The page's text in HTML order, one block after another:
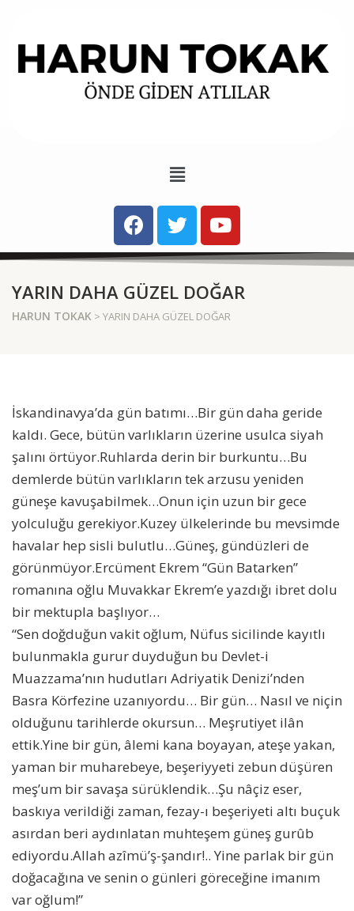
YARIN DAHA GÜZEL DOĞAR
HARUN TOKAK > YARIN DAHA GÜZEL DOĞAR
İskandinavya’da gün batımı…Bir gün daha geride
kaldı. Gece, bütün varlıkların üzerine usulca siyah
şalını örtüyor.Ruhlarda derin bir burkuntu…Bu
demlerde bütün varlıkların tek arzusu yeniden
güneşe kavuşabilmek…Onun için uzun bir gece
yolculuğu gerekiyor.Kuzey ülkelerinde bu mevsimde
havalar hep sisli bulutlu…Güneş, gündüzleri de
görünmüyor.Ercüment Ekrem “Gün Batarken”
romanına oğlu Muvakkar Ekrem’e yazdığı ibret dolu
bir mektupla başlıyor…
“Sen doğduğun vakit oğlum, Nüfus sicilinde kayıtlı
bulunmakla gurur duyduğun bu Devlet-i
Muazzama’nın hudutları Adriyatik Denizi’nden
Basra Körfezine uzanıyordu… Bir gün… Nasıl ve niçin
olduğunu tarihlerde okursun… Meşrutiyet ilân
ettik.Yine bir gün, âlemi kana boyayan, ateşe yakan,
yaman bir muharebeye, beşeriyyeti zebun düşüren
meş’um bir savaşa sürüklendik…Şu nâçiz eser,
baskıya verildiği zaman, fezay-ı beşeriyeti altı buçuk
asırdan beri aydınlatan muhteşem güneş gurûb
ediyordu.Allah azîmü’ş-şandır!.. Yine parlak bir gün
doğacağına ve senin o günleri göreceğine imanım
var oğlum!”